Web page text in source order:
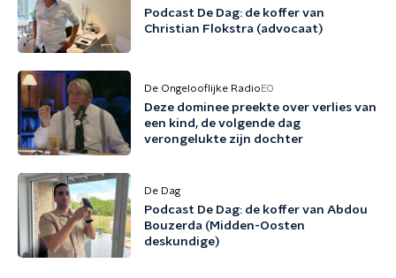
Podcast De Dag: de koffer van
Christian Flokstra (advocaat)
De Ongelooflijke Radio EO
Deze dominee preekte over verlies van
een kind, de volgende dag
verongelukte zijn dochter
De Dag
Podcast De Dag: de koffer van Abdou
Bouzerda (Midden-Oosten
deskundige)